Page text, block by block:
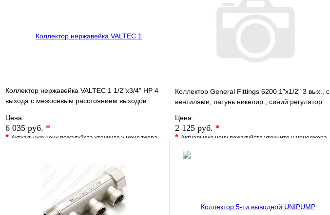
В корзину
Коллектор нержавейка VALTEC 1 1/2"х3/4" НР 4
выхода с межосевым расстоянием выходов
Цена:
6 035 руб. *
*Актуальную цену пожалуйста уточните у менеджера
Под заказ
В корзину
Коллектор General Fittings 6200 1"х1/2" 3 вых., c
вентилями, латунь никелир., синий регулятор
Цена:
2 125 руб. *
*Актуальную цену пожалуйста уточните у менеджера
В избранное